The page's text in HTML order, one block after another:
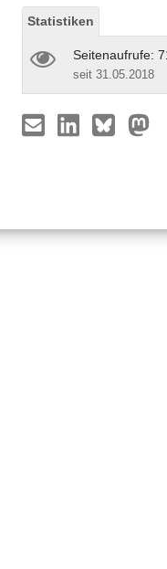
Statistiken
Seitenaufrufe:
seit 31.05.2018